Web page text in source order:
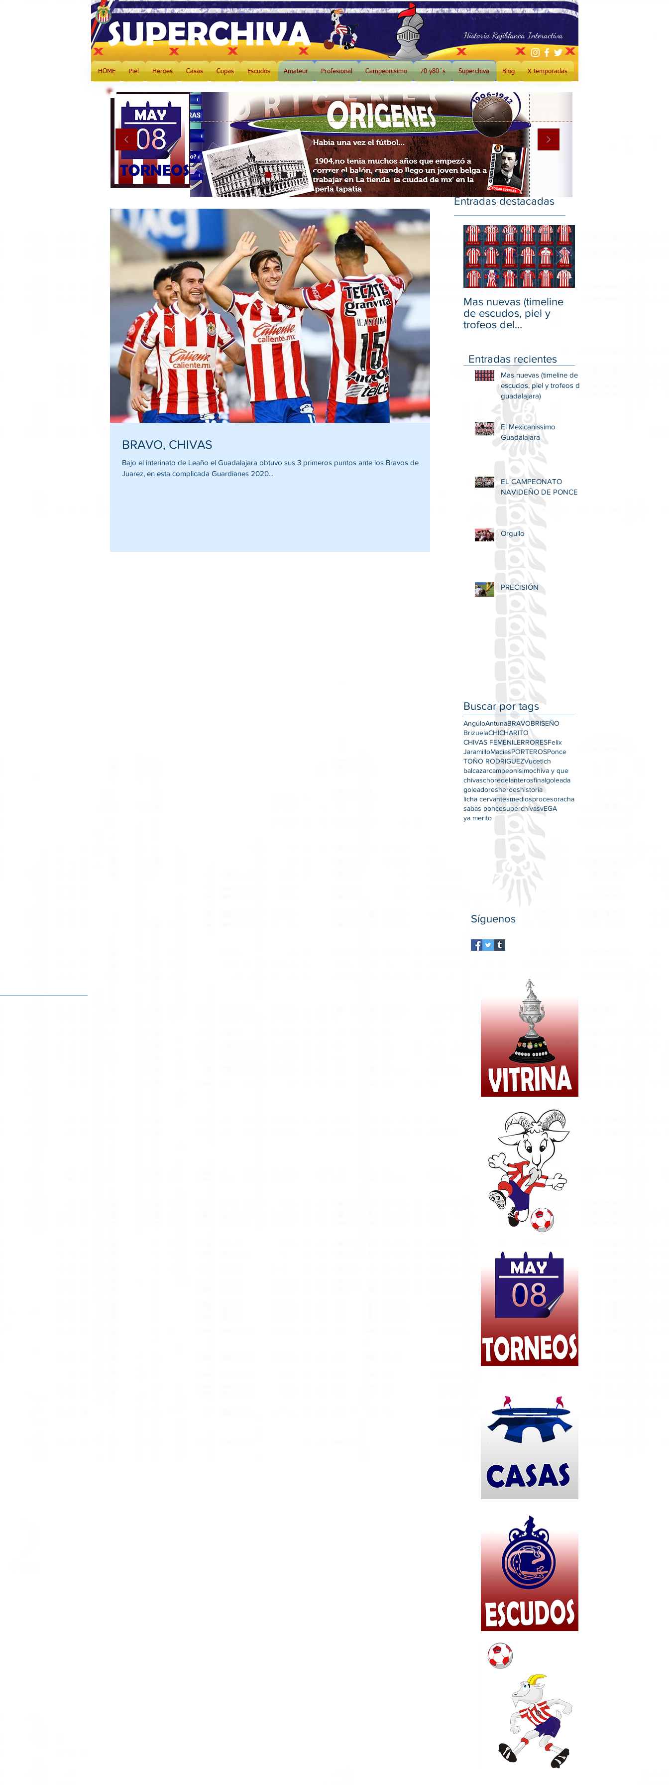
Historia Rojiblanca Interactiva
HOME Piel Heroes Casas Copas Escudos Amateur Profesional Campeonisimo 70 y80´s Superchiva Blog X temporadas
BRAVO, CHIVAS
​Bajo el interinato de Leaño el Guadalajara obtuvo sus 3 primeros puntos ante los Bravos de
Juarez, en esta complicada Guardianes 2020...
Entradas destacadas
Entradas recientes
AngúloAntunaBRAVOBRISEÑO
BrizuelaCHICHARITO
CHIVAS FEMENILERRORESFelix
JaramilloMaciasPORTEROSPonce
TOÑO RODRIGUEZVucetich
balcazarcampeonisimochiva y que
chivaschoredelanterosfinalgoleada
goleadoresheroeshistoria
licha cervantesmediosprocesoracha
sabas poncesuperchivasvEGA
ya merito
Mas nuevas (timeline de
escudos, piel y trofeos del
guadalajara)
El Mexicanissimo
Guadalajara
EL CAMPEONATO
NAVIDEÑO DE PONCE
Orgullo
PRECISIÓN
Buscar por tags
Mas nuevas (timeline
de escudos, piel y
trofeos del
Síguenos